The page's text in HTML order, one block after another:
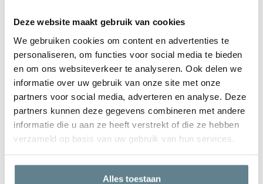
Deze website maakt gebruik van cookies
We gebruiken cookies om content en advertenties te
personaliseren, om functies voor social media te bieden
en om ons websiteverkeer te analyseren. Ook delen we
informatie over uw gebruik van onze site met onze
partners voor social media, adverteren en analyse. Deze
partners kunnen deze gegevens combineren met andere
informatie die u aan ze heeft verstrekt of die ze hebben
verzameld op basis van uw gebruik van hun services.
Alles toestaan
Benieuwd welke plantenbakken we voor binnengebruik
aanbieden? Het aanbod is groot! Ontdek meer over onze
top merken en vind jouw perfecte plantenbak online:
Ecopots
De Ecopots plantenbakken zijn gemaakt van 80%
gerecyclede kunststoffen en standaard geschikt voor zowel
binnen als buiten. Wel zo duurzaam! De luxe, duurzame
bloempotten en plantenbakken zijn met de hand
afgewerkt en hebben een prachtig minimalistisch design.
voor buiten willen gebruiken, dan kan dat ook. De Ecopots